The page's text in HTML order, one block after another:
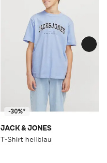
-30%*
JACK & JONES
T-Shirt hellblau